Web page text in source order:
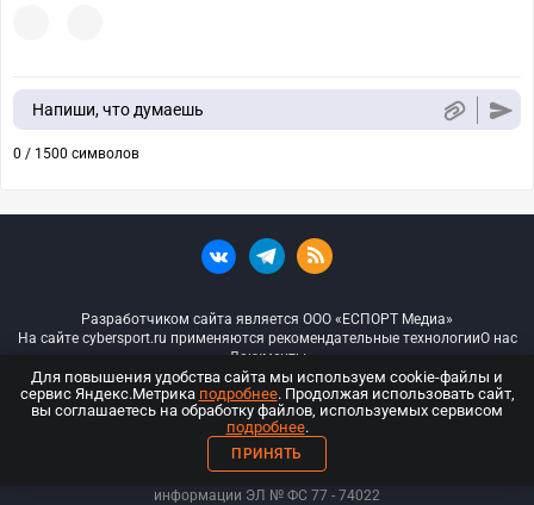
Напиши, что думаешь
0 / 1500 символов
Разработчиком сайта является ООО «ЕСПОРТ Медиа»
На сайте cybersport.ru применяются рекомендательные технологииО нас
Документы
© ООО «Киберспорт.ру» — Все права защищены
18+
ООО «Киберспорт.ру». Свидетельство о регистрации средств массовой
информации ЭЛ № ФС 77 - 74022
Для повышения удобства сайта мы используем cookie-файлы и
сервис Яндекс.Метрика подробнее. Продолжая использовать сайт,
вы соглашаетесь на обработку файлов, используемых сервисом
подробнее.
ПРИНЯТЬ